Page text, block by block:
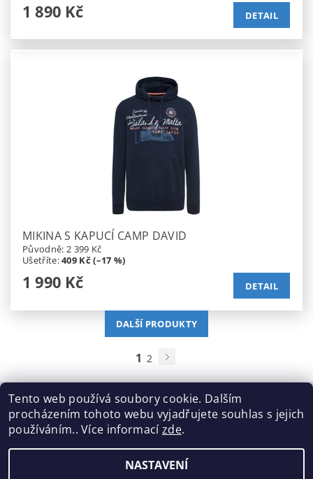
1 890 Kč DETAIL
MIKINA S KAPUCÍ CAMP DAVID
Původně: 2 399 Kč
Ušetříte:409 Kč (–17 %)
1 990 Kč DETAIL
DALŠÍ PRODUKTY
1 2
Tabulka velikostí | Doprava a Platba | Blog |
Podmínky ochrany osobních údajů | Obchodní podmínky
Výměna / vrácení zboží
Tento web používá soubory cookie. Dalším
procházením tohoto webu vyjadřujete souhlas s jejich
používáním.. Více informacízde.
NASTAVENÍ